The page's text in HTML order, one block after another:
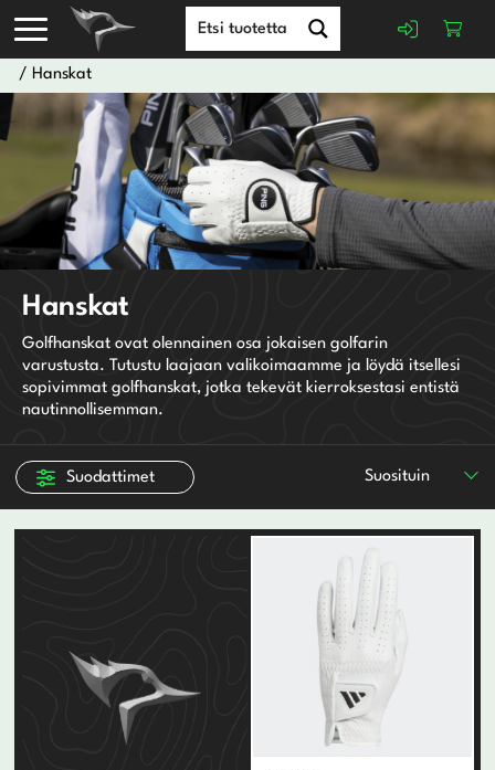
/ Hanskat
Hanskat
Golfhanskat ovat olennainen osa jokaisen golfarin
varustusta. Tutustu laajaan valikoimaamme ja löydä itsellesi
sopivimmat golfhanskat, jotka tekevät kierroksestasi entistä
nautinnollisemman.
Suodattimet
Juniorihanskat
Miesten hanskat
Naisten hanskat
Adidas
Bridgestone
Callaway
Chervo Sports
Cleveland
FootJoy
GolfGear
Motocaddy
Puma
Srixon
Taylormade
M
ML
L
XS
Suosituin